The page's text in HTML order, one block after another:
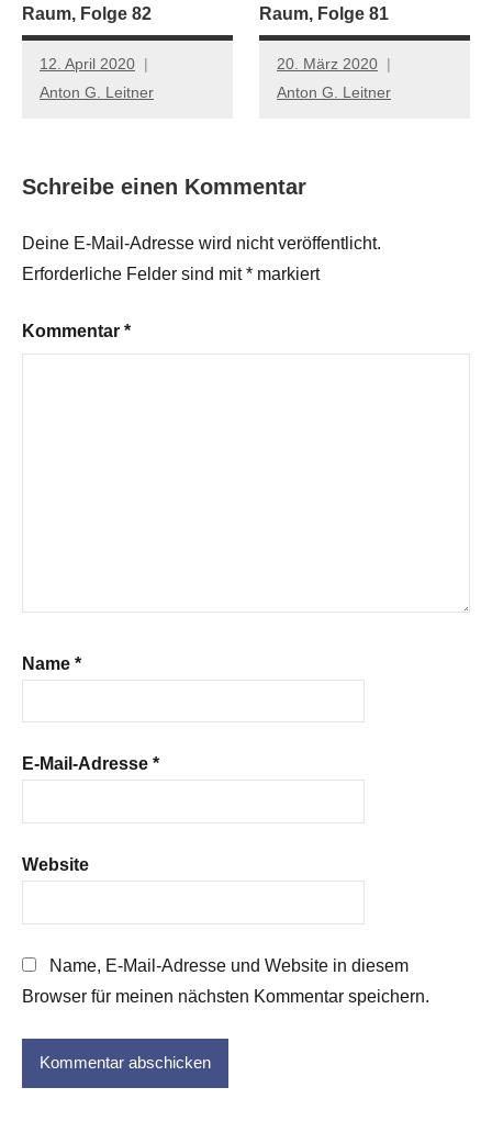
Raum, Folge 82
12. April 2020
Anton G. Leitner
Raum, Folge 81
20. März 2020
Anton G. Leitner
Schreibe einen Kommentar
Deine E-Mail-Adresse wird nicht veröffentlicht.
Erforderliche Felder sind mit* markiert
Kommentar *
Name *
E-Mail-Adresse *
Website
Name, E-Mail-Adresse und Website in diesem
Browser für meinen nächsten Kommentar speichern.